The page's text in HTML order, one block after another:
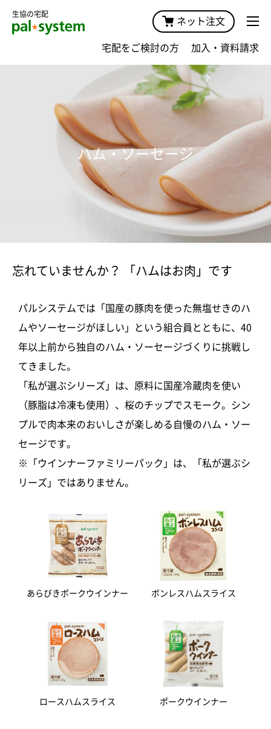
生協の宅配
ネット注文
宅配をご検討の方 加入・資料請求
ハム・ソーセージ
忘れていませんか？ 「ハムはお肉」です
パルシステムでは「国産の豚肉を使った無塩せきのハ
ムやソーセージがほしい」という組合員とともに、40
年以上前から独自のハム・ソーセージづくりに挑戦し
てきました。
「私が選ぶシリーズ」は、原料に国産冷蔵肉を使い
（豚脂は冷凍も使用）、桜のチップでスモーク。シン
プルで肉本来のおいしさが楽しめる自慢のハム・ソー
セージです。
※「ウインナーファミリーパック」は、「私が選ぶシ
リーズ」ではありません。
あらびきポークウインナー ボンレスハムスライス
ロースハムスライス ポークウインナー